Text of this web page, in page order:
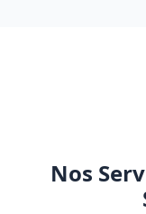
Nos